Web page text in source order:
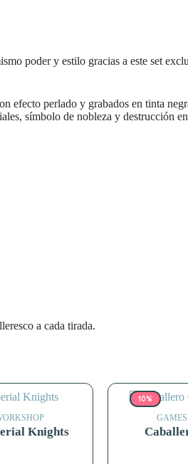
poder y estilo gracias a este set
efecto perlado y grabados en tinta
símbolo de nobleza y destrucción
a cada tirada.
Knights
10%